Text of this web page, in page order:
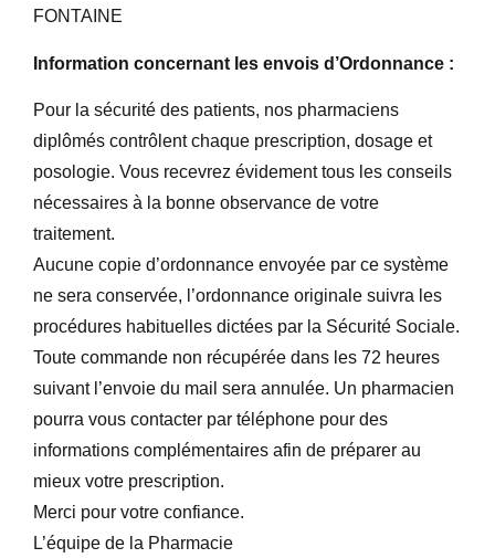
FONTAINE
Information concernant les envois d’Ordonnance :
Pour la sécurité des patients, nos pharmaciens
diplômés contrôlent chaque prescription, dosage et
posologie. Vous recevrez évidement tous les conseils
nécessaires à la bonne observance de votre
traitement.
Aucune copie d’ordonnance envoyée par ce système
ne sera conservée, l’ordonnance originale suivra les
procédures habituelles dictées par la Sécurité Sociale.
Toute commande non récupérée dans les 72 heures
suivant l’envoie du mail sera annulée. Un pharmacien
pourra vous contacter par téléphone pour des
informations complémentaires afin de préparer au
mieux votre prescription.
Merci pour votre confiance.
L’équipe de la Pharmacie